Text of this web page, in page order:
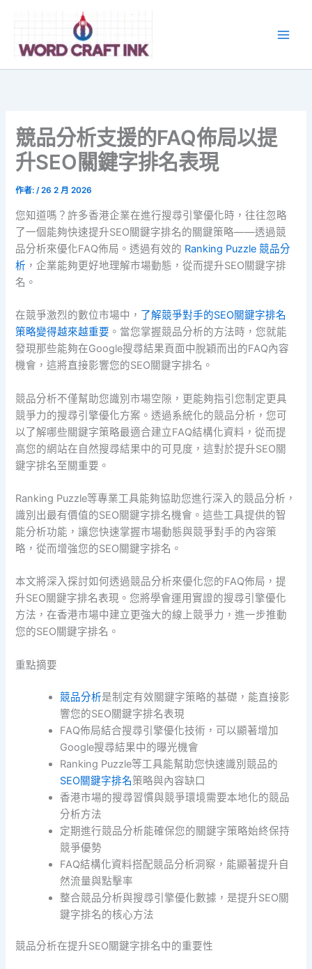
競品分析支援的FAQ佈局以提
升SEO關鍵字排名表現
作者:/26 2 月 2026
您知道嗎？許多香港企業在進行搜尋引擎優化時，往往忽略
了一個能夠快速提升SEO關鍵字排名的關鍵策略——透過競
品分析來優化FAQ佈局。透過有效的 Ranking Puzzle 競品分
析 ，企業能夠更好地理解市場動態，從而提升SEO關鍵字排
名。
在競爭激烈的數位市場中，
了解競爭對手的SEO關鍵字排名
策略變得越來越重要 。當您掌握競品分析的方法時，您就能
發現那些能夠在Google搜尋結果頁面中脫穎而出的FAQ內容
機會，這將直接影響您的SEO關鍵字排名。
競品分析不僅幫助您識別市場空隙，更能夠指引您制定更具
競爭力的搜尋引擎優化方案。透過系統化的競品分析，您可
以了解哪些關鍵字策略最適合建立FAQ結構化資料，從而提
高您的網站在自然搜尋結果中的可見度，這對於提升SEO關
鍵字排名至關重要。
Ranking Puzzle等專業工具能夠協助您進行深入的競品分析，
識別出最有價值的SEO關鍵字排名機會。這些工具提供的智
能分析功能，讓您快速掌握市場動態與競爭對手的內容策
略，從而增強您的SEO關鍵字排名。
本文將深入探討如何透過競品分析來優化您的FAQ佈局，提
升SEO關鍵字排名表現。您將學會運用實證的搜尋引擎優化
方法，在香港市場中建立更強大的線上競爭力，進一步推動
您的SEO關鍵字排名。
重點摘要
競品分析是制定有效關鍵字策略的基礎，能直接影
響您的SEO關鍵字排名表現
FAQ佈局結合搜尋引擎優化技術，可以顯著增加
Google搜尋結果中的曝光機會
Ranking Puzzle等工具能幫助您快速識別競品的
SEO關鍵字排名策略與內容缺口
香港市場的搜尋習慣與競爭環境需要本地化的競品
分析方法
定期進行競品分析能確保您的關鍵字策略始終保持
競爭優勢
FAQ結構化資料搭配競品分析洞察，能顯著提升自
然流量與點擊率
整合競品分析與搜尋引擎優化數據，是提升SEO關
鍵字排名的核心方法
競品分析在提升SEO關鍵字排名中的重要性